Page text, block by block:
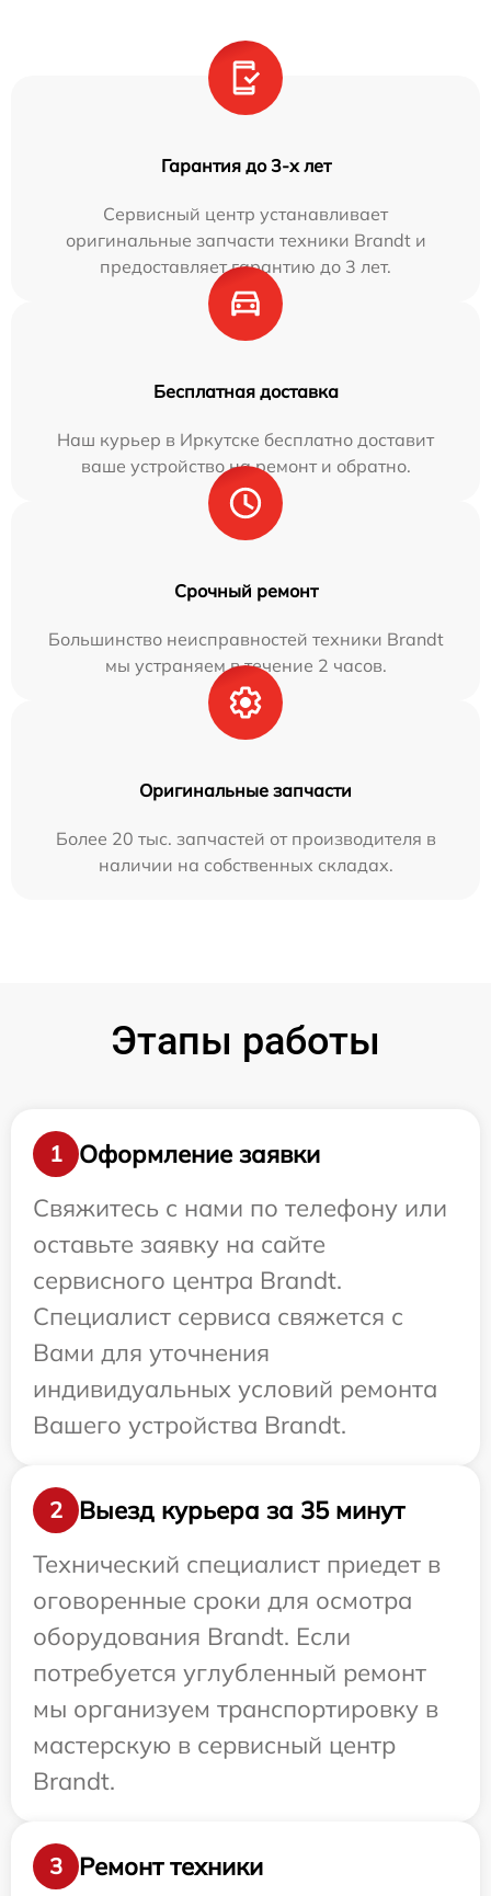
Гарантия до 3-х лет
Сервисный центр устанавливает
оригинальные запчасти техники Brandt и
предоставляет гарантию до 3 лет.
Бесплатная доставка
Наш курьер в Иркутске бесплатно доставит
ваше устройство на ремонт и обратно.
Срочный ремонт
Большинство неисправностей техники Brandt
мы устраняем в течение 2 часов.
Оригинальные запчасти
Более 20 тыс. запчастей от производителя в
наличии на собственных складах.
Этапы работы
1
Оформление заявки
Свяжитесь с нами по телефону или
оставьте заявку на сайте
сервисного центра Brandt.
Специалист сервиса свяжется с
Вами для уточнения
индивидуальных условий ремонта
Вашего устройства Brandt.
2
Выезд курьера за 35 минут
Технический специалист приедет в
оговоренные сроки для осмотра
оборудования Brandt. Если
потребуется углубленный ремонт
мы организуем транспортировку в
мастерскую в сервисный центр
Brandt.
3 Ремонт техники